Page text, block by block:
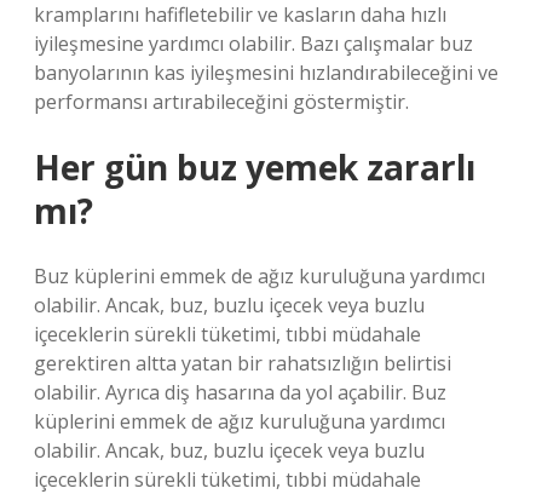
kramplarını hafifletebilir ve kasların daha hızlı
iyileşmesine yardımcı olabilir. Bazı çalışmalar buz
banyolarının kas iyileşmesini hızlandırabileceğini ve
performansı artırabileceğini göstermiştir.
Her gün buz yemek zararlı
mı?
Buz küplerini emmek de ağız kuruluğuna yardımcı
olabilir. Ancak, buz, buzlu içecek veya buzlu
içeceklerin sürekli tüketimi, tıbbi müdahale
gerektiren altta yatan bir rahatsızlığın belirtisi
olabilir. Ayrıca diş hasarına da yol açabilir. Buz
küplerini emmek de ağız kuruluğuna yardımcı
olabilir. Ancak, buz, buzlu içecek veya buzlu
içeceklerin sürekli tüketimi, tıbbi müdahale